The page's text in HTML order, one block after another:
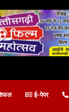
ई-पेपर